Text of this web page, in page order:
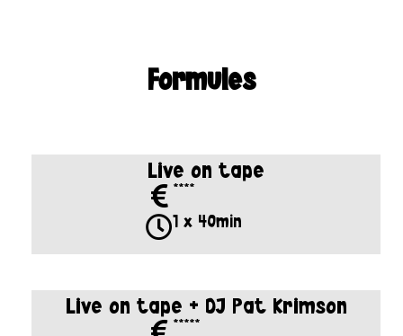
Formules
Live on tape
****
1 x 40min
Live on tape + DJ Pat Krimson
*****